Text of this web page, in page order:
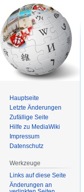
Hauptseite
Letzte Änderungen
Zufällige Seite
Hilfe zu MediaWiki
Impressum
Datenschutz
Werkzeuge
Links auf diese Seite
Änderungen an